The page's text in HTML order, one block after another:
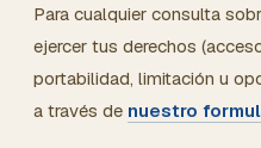
Para cualquier consulta
ejercer tus derechos
portabilidad, limitación u
a través de nuestro